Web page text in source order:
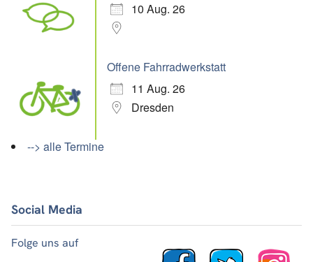
10 Aug. 26
Offene Fahrradwerkstatt
11 Aug. 26
Dresden
--> alle Termine
Social Media
Folge uns auf